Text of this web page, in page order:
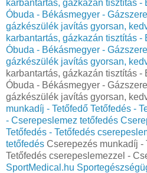
karbantartás, gázkazán tisztítás -
Óbuda - Békásmegyer -
gázkészülék javítás gyorsan,
karbantartás, gázkazán tisztítás -
Óbuda - Békásmegyer -
gázkészülék javítás gyorsan,
karbantartás, gázkazán tisztítás -
Óbuda - Békásmegyer -
gázkészülék javítás gyorsan,
munkadíj - Tetőfedő Tetőfedés -
- Cserepeslemez tetőfedés
Tetőfedés - Tetőfedés
tetőfedés Cserepezés munkadíj -
Tetőfedés cserepeslemezzel -
SportMedical.hu